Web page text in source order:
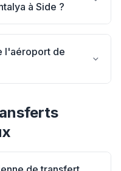
à Side ?
l'aéroport de